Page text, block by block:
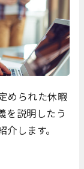
められた休暇
を説明したう
します。